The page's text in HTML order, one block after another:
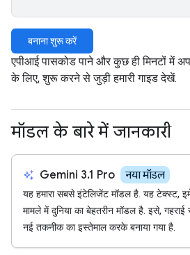
बनाना शुरू करें
एपीआई पासकोड पाने और कुछ ही मिनटों में
के लिए, शुरू करने से जुड़ी हमारी गाइड देखें.
मॉडल के बारे में जानकारी
auto_awesome Gemini 3.1 Pro नया मॉडल
यह हमारा सबसे इंटेलिजेंट मॉडल है. यह टेक्स्ट,
मामले में दुनिया का बेहतरीन मॉडल है. इसे,
नई तकनीक का इस्तेमाल करके बनाया गया है.